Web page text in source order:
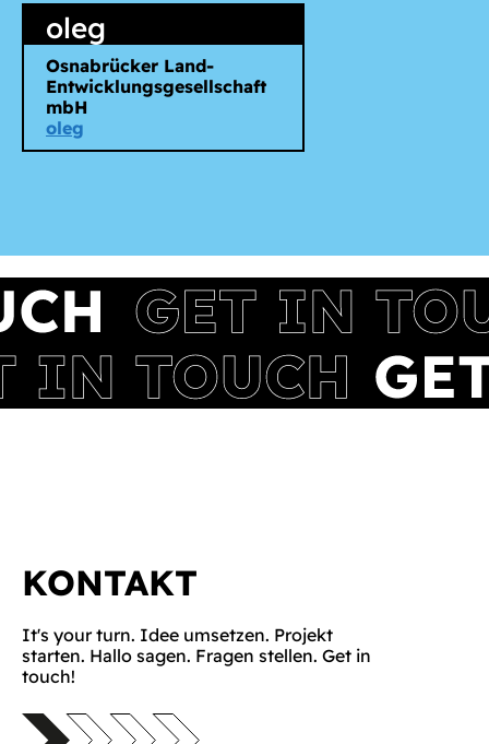
oleg
Osnabrücker Land-
Entwicklungsgesellschaft
mbH
oleg
KONTAKT
It's your turn. Idee umsetzen. Projekt
starten. Hallo sagen. Fragen stellen. Get in
touch!